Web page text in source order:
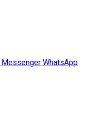
Messenger WhatsApp